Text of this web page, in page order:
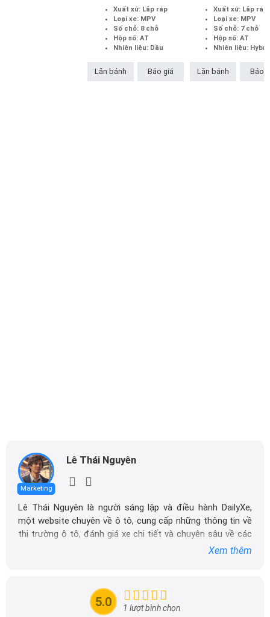
Xuất xứ: Lắp ráp
Loại xe: MPV
Số chỗ: 8 chỗ
Hộp số: AT
Nhiên liệu: Dầu
Lăn bánh Báo giá
Xuất xứ: Lắp ráp
Loại xe: MPV
Số chỗ: 7 chỗ
Hộp số: AT
Nhiên liệu:
Lăn bánh Báo
Marketing
Lê Thái Nguyên
Lê Thái Nguyên là người sáng lập và điều hành DailyXe,
một website chuyên về ô tô, cung cấp những thông tin về
thị trường ô tô, đánh giá xe chi tiết và chuyên sâu về các
đầu cho những người yêu thích ô tô tại Việt Nam. Hãy
theo dõi tôi để cập nhật thông tin về thị trường ô tô
Xem thêm
5.0 1 lượt bình chọn